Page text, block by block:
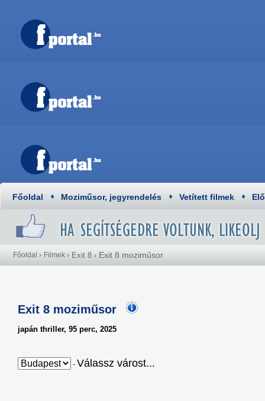
Főoldal Moziműsor, jegyrendelés Vetített filmek
Főoldal › Filmek › Exit 8 › Exit 8 moziműsor
Exit 8 moziműsor
japán thriller, 95 perc, 2025
- Válassz várost...